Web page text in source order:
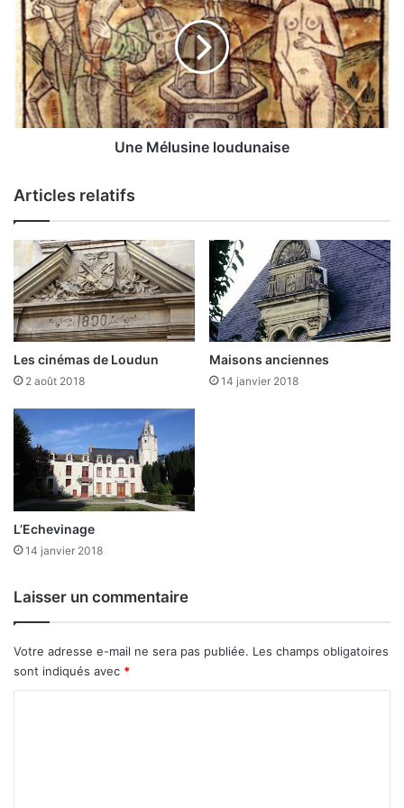
loudunaise
Une Mélusine loudunaise
Articles relatifs
Les cinémas de Loudun
2 août 2018
Maisons anciennes
14 janvier 2018
L’Echevinage
14 janvier 2018
Laisser un commentaire
Votre adresse e-mail ne sera pas publiée. Les champs obligatoires
sont indiqués avec *